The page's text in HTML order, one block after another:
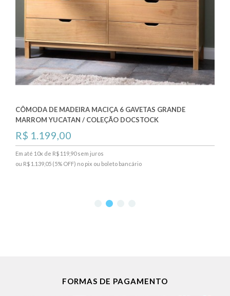
CÔMODA DE MADEIRA MACIÇA 6 GAVETAS GRANDE
MARROM YUCATAN / COLEÇÃO DOCSTOCK
R$ 1.199,00
Em até 10x de R$ 119,90 sem juros
ou R$ 1.139,05 (5% OFF) no pix ou boleto bancário
FORMAS DE PAGAMENTO